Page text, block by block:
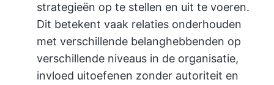
strategieën op te stellen en uit te voeren.
Dit betekent vaak relaties onderhouden
met verschillende belanghebbenden op
verschillende niveaus in de organisatie,
invloed uitoefenen zonder autoriteit en